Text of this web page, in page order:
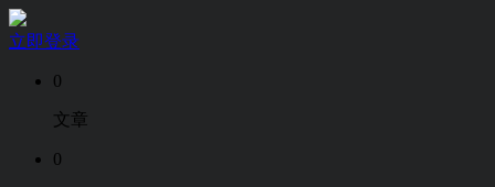
立即登录
0
文章
0